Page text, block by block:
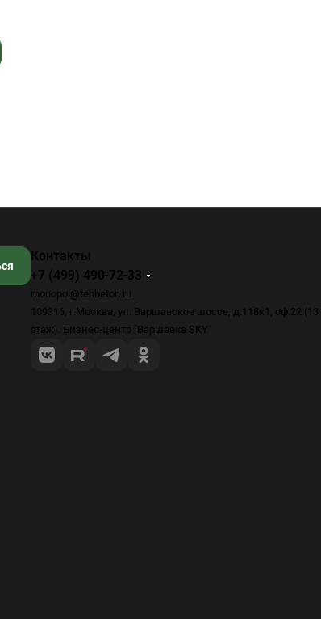
Контакты
+7 (499) 490-72-33
monopol@tehbeton.ru
109316, г.Москва, ул. Варшавское шоссе, д.118к1, оф.22 (13
этаж). Бизнес-центр "Варшавка SKY"